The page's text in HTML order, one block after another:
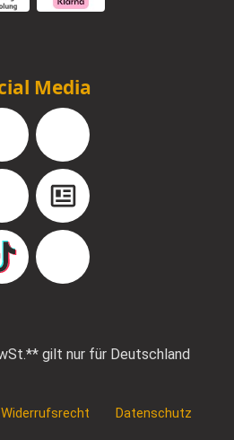
Media
Facebook Instagram
YouTube Blog
TikTok Pinterest
** gilt nur für Deutschland
Widerrufsrecht Datenschutz